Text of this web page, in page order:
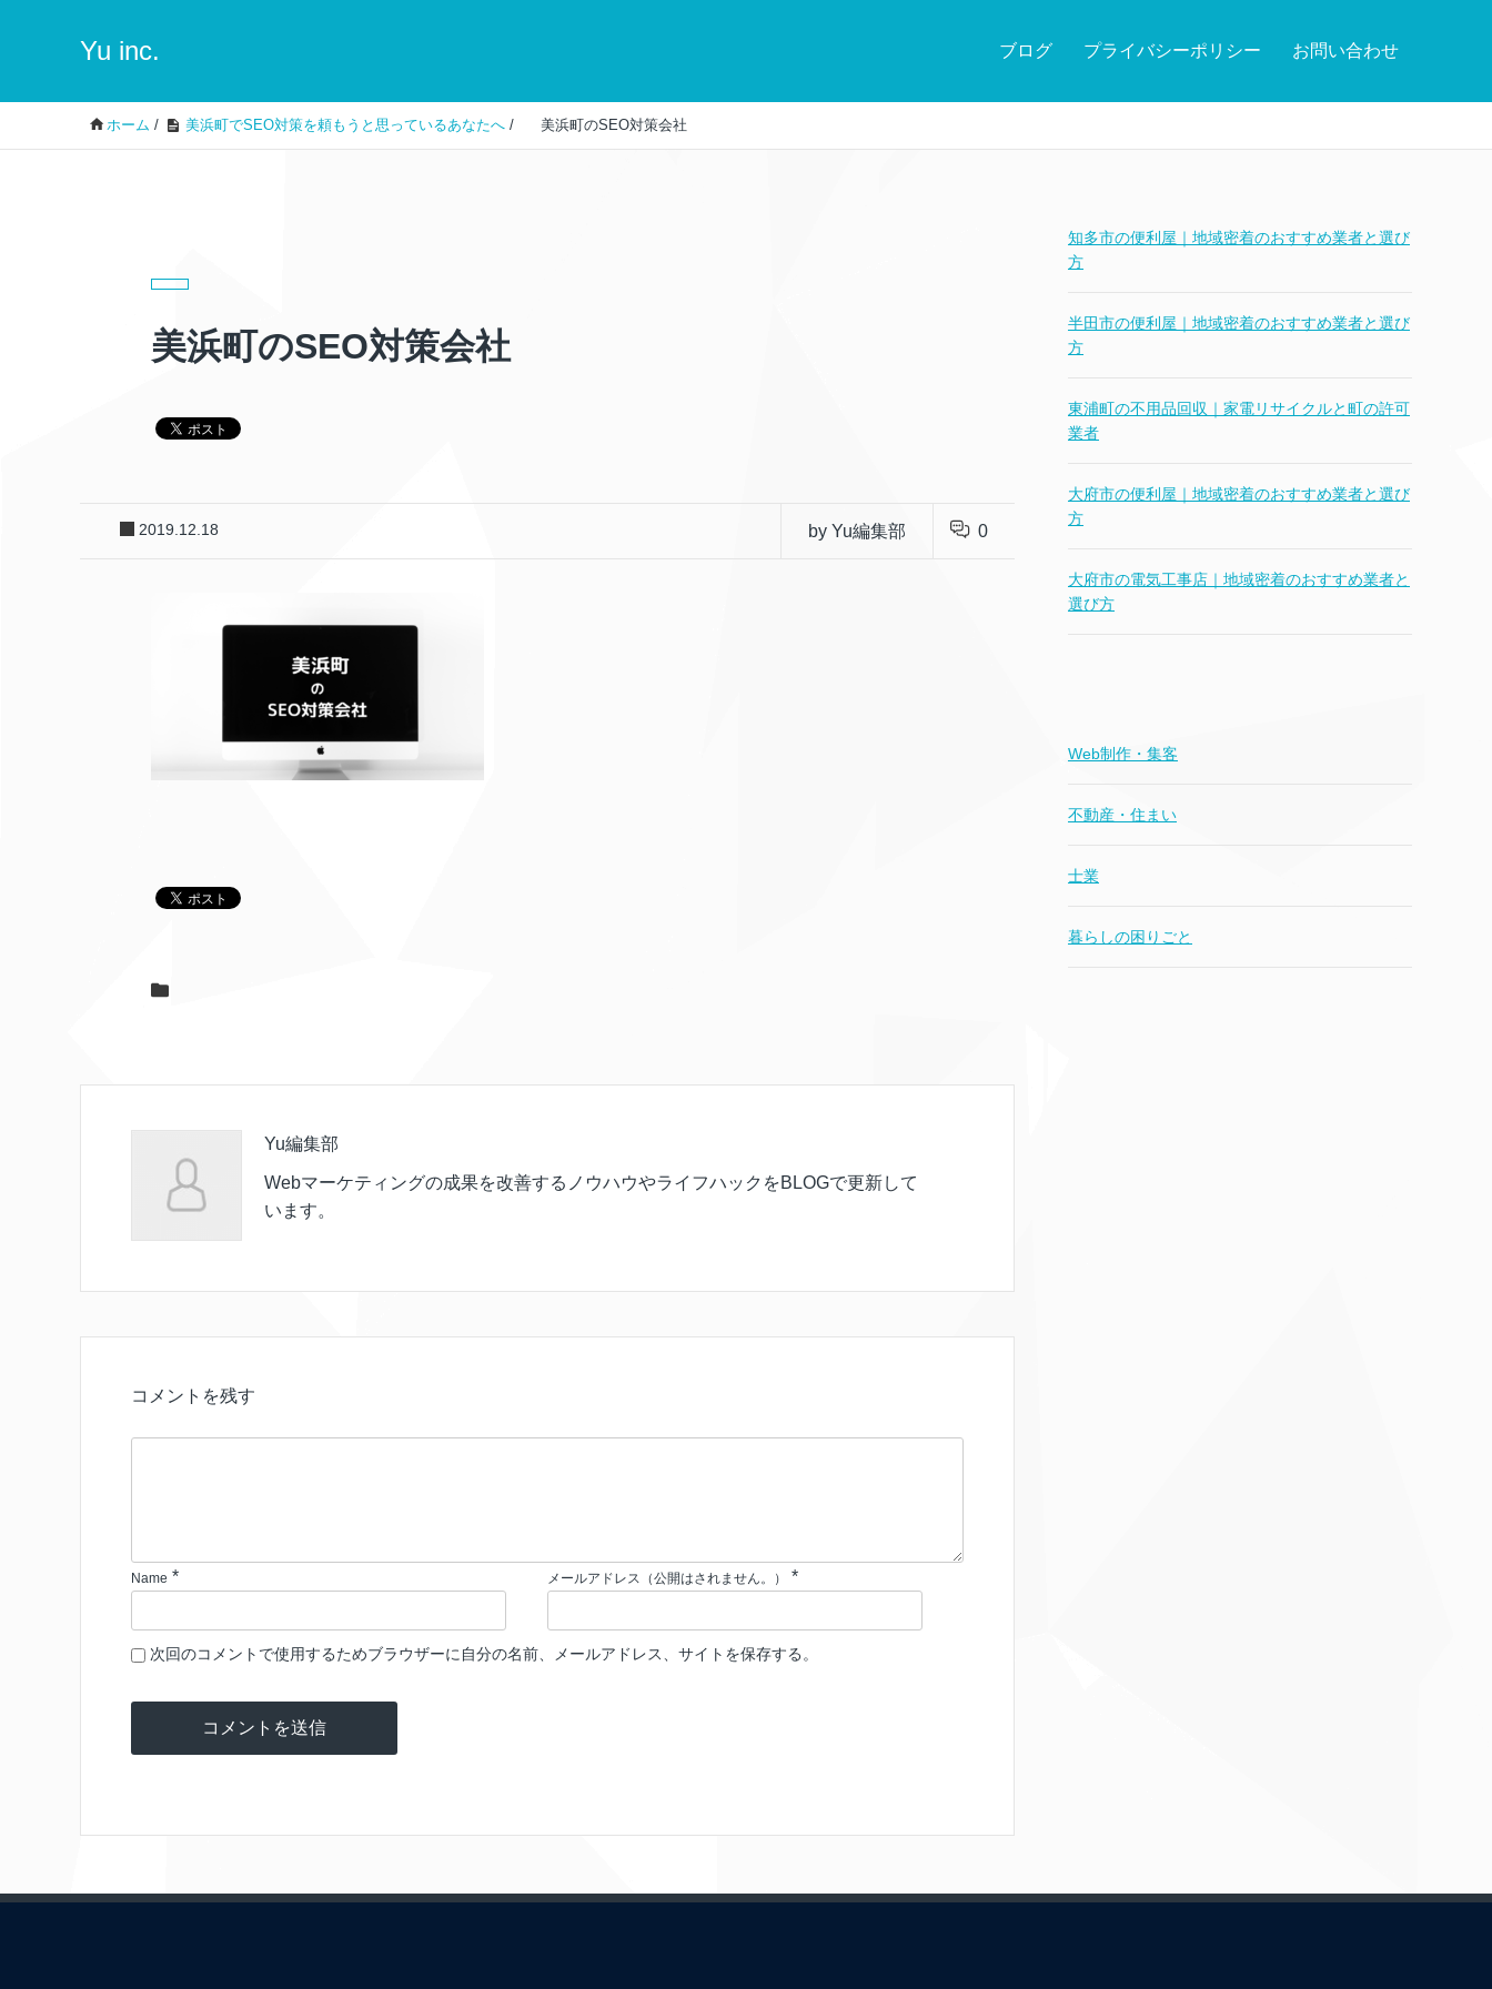
Yu inc. ブログ プライバシーポリシー お問い合わせ
ホーム / 美浜町でSEO対策を頼もうと思っているあなたへ / 美浜町のSEO対策会社
美浜町のSEO対策会社
2019.12.18 by Yu編集部 0
Yu編集部
Webマーケティングの成果を改善するノウハウやライフハックをBLOGで更新して
います。
コメントを残す
Name * メールアドレス（公開はされません。） *
次回のコメントで使用するためブラウザーに自分の名前、メールアドレス、サイトを保存する。
知多市の便利屋｜地域密着のおすすめ業者と選び
方
半田市の便利屋｜地域密着のおすすめ業者と選び
方
東浦町の不用品回収｜家電リサイクルと町の許可
業者
大府市の便利屋｜地域密着のおすすめ業者と選び
方
大府市の電気工事店｜地域密着のおすすめ業者と
選び方
Web制作・集客
不動産・住まい
士業
暮らしの困りごと